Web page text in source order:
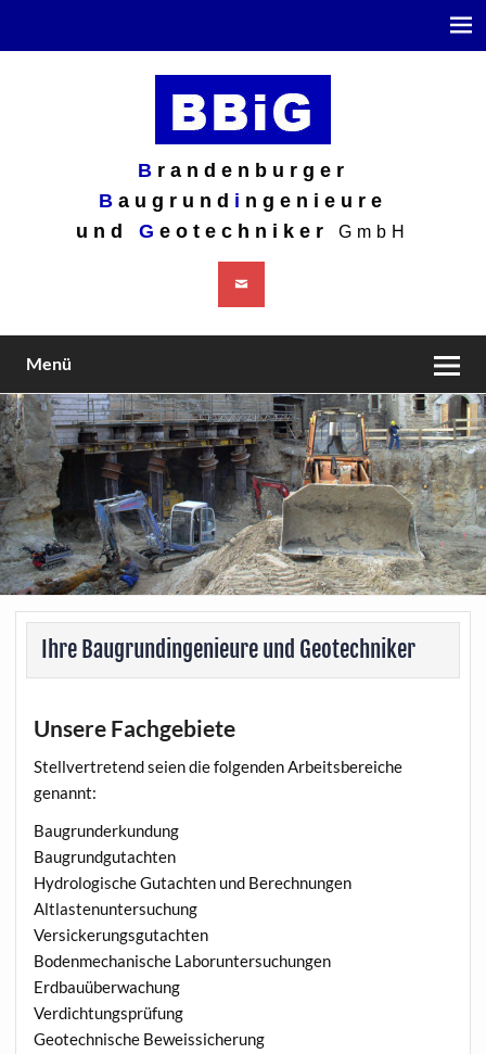
Brandenburger
Baugrundingenieure und
Geotechniker GmbH
B randenburger
B augrund i ngenieure
und G eotechniker GmbH
Menü
Ihre Baugrundingenieure und Geotechniker
Unsere Fachgebiete
Stellvertretend seien die folgenden Arbeitsbereiche
genannt:
Baugrunderkundung
Baugrundgutachten
Hydrologische Gutachten und Berechnungen
Altlastenuntersuchung
Versickerungsgutachten
Bodenmechanische Laboruntersuchungen
Erdbauüberwachung
Verdichtungsprüfung
Geotechnische Beweissicherung